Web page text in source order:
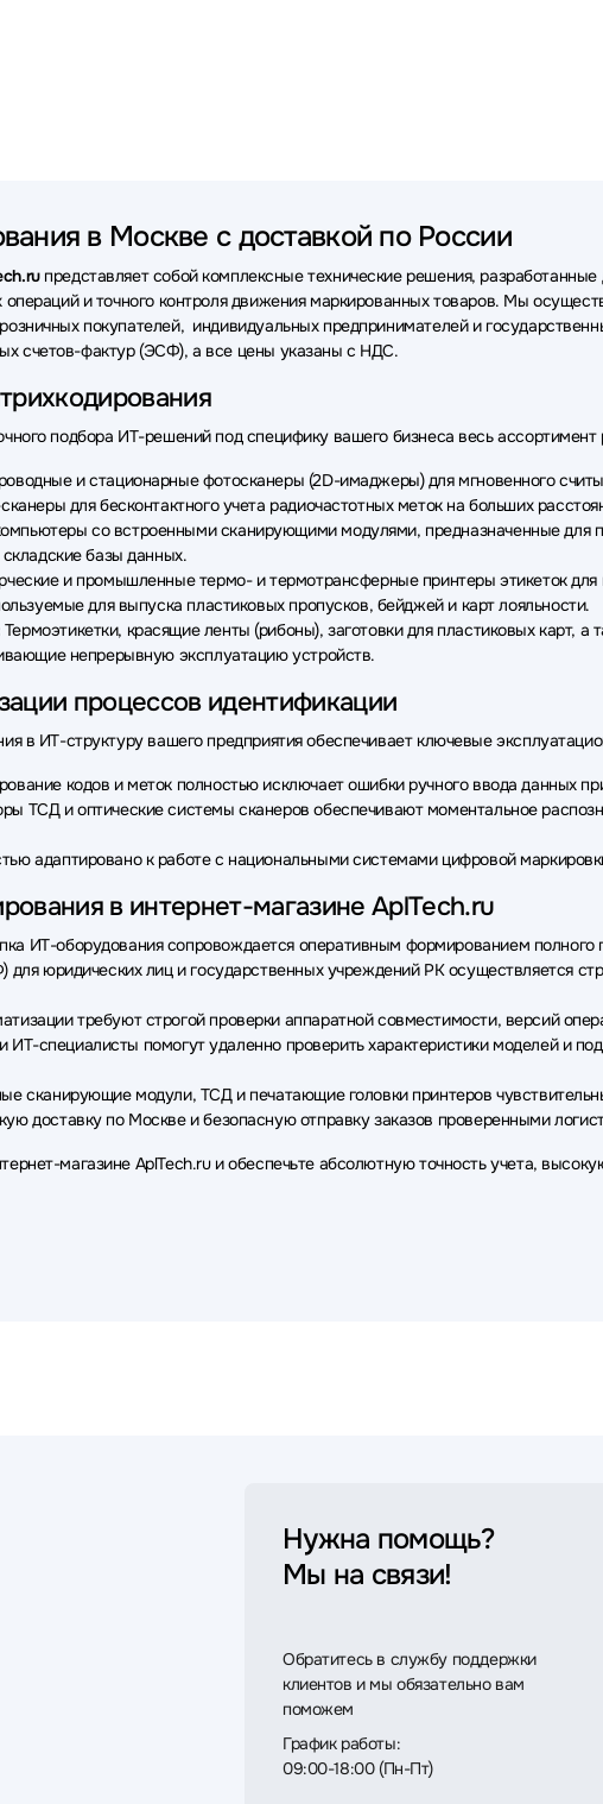
в Москве с доставкой по России
представляет собой комплексные технические решения, разработанные
операций и точного контроля движения маркированных товаров. Мы
покупателей, индивидуальных предпринимателей и
счетов-фактур (ЭСФ), а все цены указаны с НДС.
подбора ИТ-решений под специфику вашего бизнеса весь
и стационарные фотосканеры (2D-имаджеры) для мгновенного
для бесконтактного учета радиочастотных меток на больших
со встроенными сканирующими модулями, предназначенные для
базы данных.
и промышленные термо- и термотрансферные принтеры этикеток для
для выпуска пластиковых пропусков, бейджей и карт лояльности.
Термоэтикетки, красящие ленты (рибоны), заготовки для пластиковых карт,
непрерывную эксплуатацию устройств.
процессов идентификации
в ИТ-структуру вашего предприятия обеспечивает ключевые
кодов и меток полностью исключает ошибки ручного ввода данных
ТСД и оптические системы сканеров обеспечивают моментальное
адаптировано к работе с национальными системами цифровой
в интернет-магазине AplTech.ru
ИТ-оборудования сопровождается оперативным формированием полного
юридических лиц и государственных учреждений РК осуществляется
требуют строгой проверки аппаратной совместимости, версий
специалисты помогут удаленно проверить характеристики моделей и
сканирующие модули, ТСД и печатающие головки принтеров
доставку по Москве и безопасную отправку заказов проверенными
магазине AplTech.ru и обеспечьте абсолютную точность учета,
Нужна помощь?
Мы на связи!
Обратитесь в службу поддержки
клиентов и мы обязательно вам
поможем
График работы:
09:00-18:00 (Пн-Пт)